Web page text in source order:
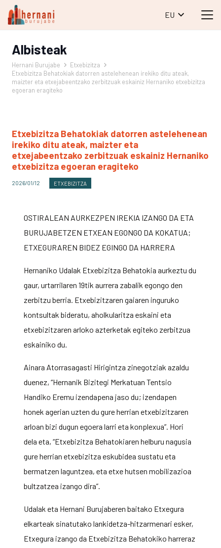
EU
Albisteak
Hernani Burujabe
Etxebizitza
Etxebizitza Behatokiak datorren astelehenean irekiko ditu ateak,
maizter eta etxejabeentzako zerbitzuak eskainiz Hernaniko etxebizitza
egoeran eragiteko
Etxebizitza Behatokiak datorren astelehenean
irekiko ditu ateak, maizter eta
etxejabeentzako zerbitzuak eskainiz Hernaniko
etxebizitza egoeran eragiteko
2026/01/12 ETXEBIZITZA
OSTIRALEAN AURKEZPEN IREKIA IZANGO DA ETA
BURUJABETZEN ETXEAN EGONGO DA KOKATUA;
ETXEGURAREN BIDEZ EGINGO DA HARRERA
Hernaniko Udalak Etxebizitza Behatokia aurkeztu du
gaur, urtarrilaren 19tik aurrera zabalik egongo den
zerbitzu berria. Etxebizitzaren gaiaren inguruko
kontsultak bideratu, aholkularitza eskaini eta
etxebizitzaren arloko azterketak egiteko zerbitzua
eskainiko du.
Ainara Atorrasagasti Hirigintza zinegotziak azaldu
duenez, “Hernanik Bizitegi Merkatuan Tentsio
Handiko Eremu izendapena jaso du; izendapen
honek agerian uzten du gure herrian etxebizitzaren
arloan bizi dugun egoera larri eta konplexua”. Hori
dela eta, “Etxebizitza Behatokiaren helburu nagusia
gure herrian etxebizitza eskubidea sustatu eta
bermatzen laguntzea, eta etxe hutsen mobilizazioa
bultzatzea izango dira”.
Udalak eta Hernani Burujaberen baitako Etxegura
elkarteak sinatutako lankidetza-hitzarmenari esker,
Etxegura izango da Etxebizitza Behatokiko harreraz